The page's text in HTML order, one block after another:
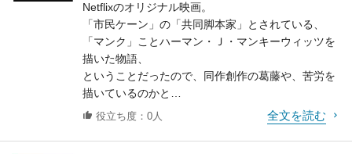
なか舞台を移さない。
人物描写の積み重ねはさすがだが少しもったりした
感じを受ける。
映画版は少し趣が異なる。幽霊が出てきたり、父が
家族を襲うのは同じだが、
その狂気は幽霊の問題なのか、それとも雪山という
のだ。
まず外見。ブロンドの髪と、おそらく青いであろう
瞳は
まさにフランス人形そのもの。
そして演出面では子供らしくわがままで無邪気な部
分をうまく引き出している。
Netflixのオリジナル映画。
「市民ケーン」の「共同脚本家」とされている、
「マンク」ことハーマン・Ｊ・マンキーウィッツを
描いた物語、
ということだったので、同作創作の葛藤や、苦労を
描いているのかと
思いきや、そういうことよりもマンクの人物像にフ
彼をとりまく映画会社や妻とのやりとり、政治的な
役立ち度：0人 全文を読む